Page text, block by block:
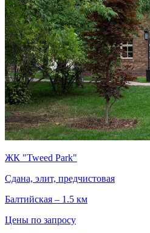
ЖК "Tweed Park"
Сдана, элит, предчистовая
Балтийская – 1.5 км
Цены по запросу